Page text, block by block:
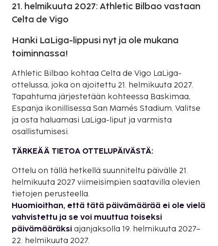
21. helmikuuta 2027: Athletic Bilbao vastaan
Celta de Vigo
Hanki LaLiga-lippusi nyt ja ole mukana
toiminnassa!
Athletic Bilbao kohtaa Celta de Vigo LaLiga-
ottelussa, joka on ajoitettu 21. helmikuuta 2027.
Tapahtuma järjestetään kohteessa Baskimaa,
Espanja ikonillisessa San Mamés Stadium. Valitse
ja osta haluamasi LaLiga-liput ja varmista
osallistumisesi.
TÄRKEÄÄ TIETOA OTTELUPÄIVÄSTÄ:
Ottelu on tällä hetkellä suunniteltu päivälle 21.
helmikuuta 2027 viimeisimpien saatavilla olevien
tietojen perusteella.
Huomioithan, että tätä päivämäärää ei ole vielä
vahvistettu ja se voi muuttua toiseksi
päivämääräksi ajanjaksolla 19. helmikuuta 2027–
22. helmikuuta 2027.